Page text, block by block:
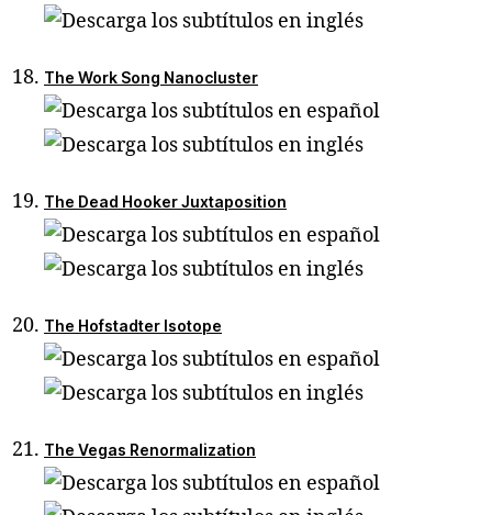
The Work Song Nanocluster
The Dead Hooker Juxtaposition
The Hofstadter Isotope
The Vegas Renormalization